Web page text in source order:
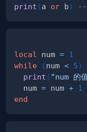
print (a or b)
local num = 1
while
(num < 5)
print ( "num 的
  num
= num + 1
end